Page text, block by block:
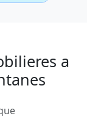
a